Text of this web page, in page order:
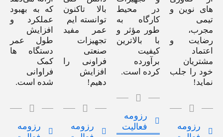
های نوین و
تیمی
مجرب،
رضایت و
اعتماد
مشتریان
خود را جلب
نماید!
رزومه
در محیط
کارگاه به
طور مؤثر و
با بالاترین
کیفیت
برآورده
کرده است.
رزومه
فعالیت
بالا تاکنون
توانسته ایم
عمر مفید
تجهیزات
صنعتی
فراونی را
افزایش
دهیم!
رزومه
که به بهبود
عملکرد و
افزایش
طول عمر
دستگاه ها
کمک
فراوانی
شده است.
رزومه